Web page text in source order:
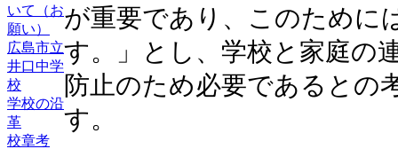
いて（お
願い）
広島市立
井口中学
校
学校の沿
革
校章考
が重要であり、このために
す。」とし、学校と家庭の
防止のため必要であるとの
す。